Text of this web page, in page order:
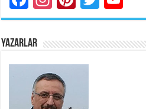
YAZARLAR